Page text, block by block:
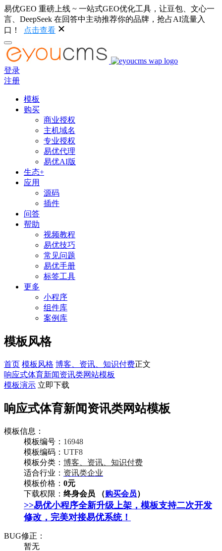
易优GEO 重磅上线 ~ 一站式GEO优化工具，让豆包、文心一
言、DeepSeek 在回答中主动推荐你的品牌，抢占AI流量入
口！
点击查看
登录
注册
模板
购买
商业授权
主机域名
专业授权
易优代理
易优AI版
生态+
应用
源码
插件
问答
帮助
视频教程
易优技巧
常见问题
易优手册
标签工具
更多
小程序
组件库
案例库
模板风格
首页 模板风格 博客、资讯、知识付费正文
响应式体育新闻资讯类网站模板
模板演示 立即下载
响应式体育新闻资讯类网站模板
模板信息：
模板编号： 16948
模板编码： UTF8
模板分类： 博客、资讯、知识付费
适合行业： 资讯类企业
模板价格： 0元
下载权限： 终身会员 （购买会员）
>>易优小程序全新升级上架，模板支持二次开发
修改，完美对接易优系统！
BUG修正：
暂无